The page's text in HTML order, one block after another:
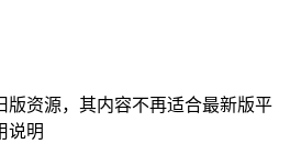
版资源，其内容不再适合最新版平
说明